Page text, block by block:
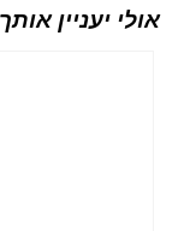
אולי יעניין